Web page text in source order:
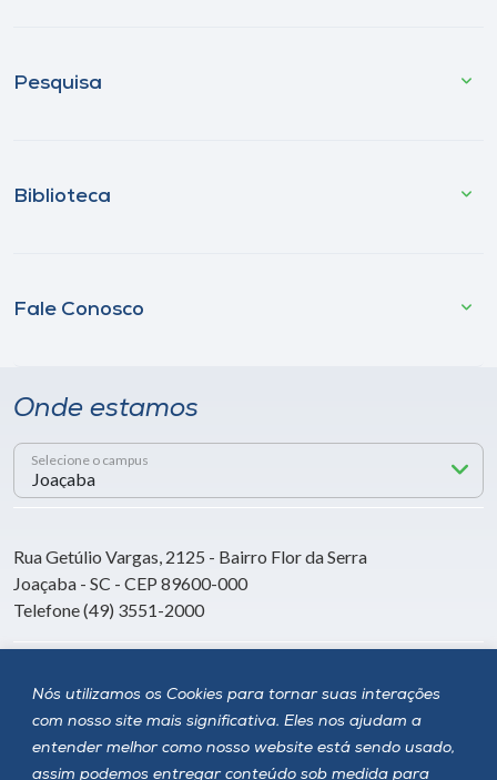
Nós utilizamos os Cookies para tornar suas interações
com nosso site mais significativa. Eles nos ajudam a
entender melhor como nosso website está sendo usado,
assim podemos entregar conteúdo sob medida para
Pesquisa
Biblioteca
Fale Conosco
Onde estamos
Selecione o campus
Rua Getúlio Vargas, 2125 - Bairro Flor da Serra
Joaçaba - SC - CEP 89600-000
Telefone (49) 3551-2000
Siga a Unoesc